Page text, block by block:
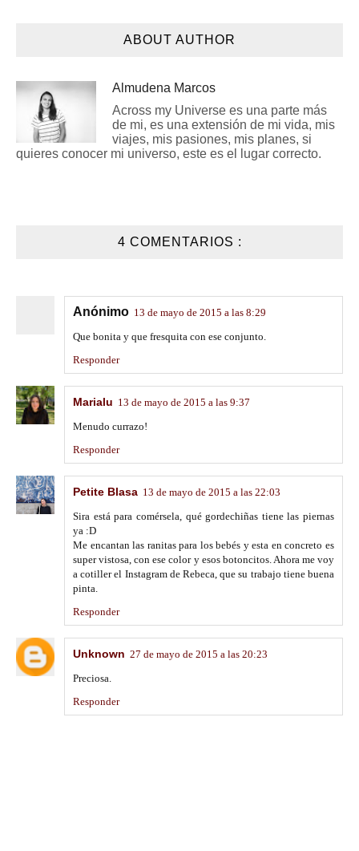
ABOUT AUTHOR
Almudena Marcos
Across my Universe es una parte más
de mi, es una extensión de mi vida, mis
viajes, mis pasiones, mis planes, si
quieres conocer mi universo, este es el lugar correcto.
4 COMENTARIOS :
Anónimo 13 de mayo de 2015 a las 8:29
Que bonita y que fresquita con ese conjunto.
Responder
Marialu 13 de mayo de 2015 a las 9:37
Menudo currazo!
Responder
Petite Blasa 13 de mayo de 2015 a las 22:03
Sira está para comérsela, qué gordechiñas tiene las piernas
ya :D
Me encantan las ranitas para los bebés y esta en concreto es
super vistosa, con ese color y esos botoncitos. Ahora me voy
a cotiller el Instagram de Rebeca, que su trabajo tiene buena
pinta.
Responder
Unknown 27 de mayo de 2015 a las 20:23
Preciosa.
Responder